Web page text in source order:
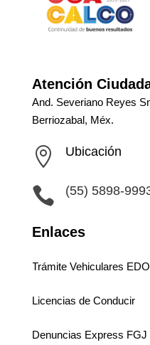
Atención
And. Severiano Reyes
Berriozabal, Méx.
 Ubicación
 (55) 5898-
Enlaces
Trámite Vehiculares
Licencias de Conducir
Denuncias Express FGJ